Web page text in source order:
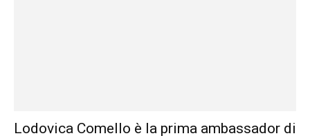
Lodovica Comello è la prima ambassador di